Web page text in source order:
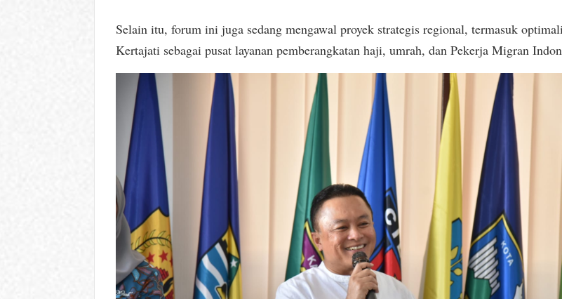
Selain itu, forum ini juga sedang mengawal proyek strategis regional, termasuk
Kertajati sebagai pusat layanan pemberangkatan haji, umrah, dan Pekerja Migran